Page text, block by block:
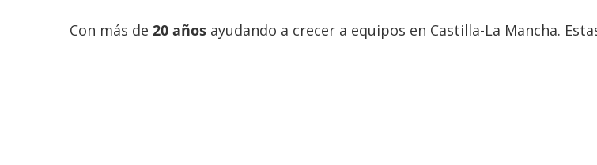
Con más de 20 años ayudando a crecer a equipos en Castilla-La Mancha.